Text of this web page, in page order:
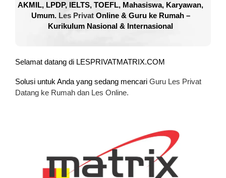
AKMIL, LPDP, IELTS, TOEFL, Mahasiswa, Karyawan,
Umum. Les PrivatOnline & Guru ke Rumah –
Kurikulum Nasional & Internasional
Selamat datang di LESPRIVATMATRIX.COM
Solusi untuk Anda yang sedang mencari Guru Les Privat
Datang ke Rumah dan Les Online.